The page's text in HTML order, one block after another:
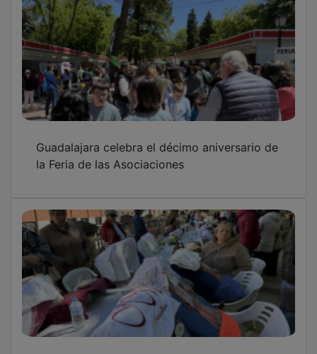
Guadalajara celebra el décimo aniversario de
la Feria de las Asociaciones